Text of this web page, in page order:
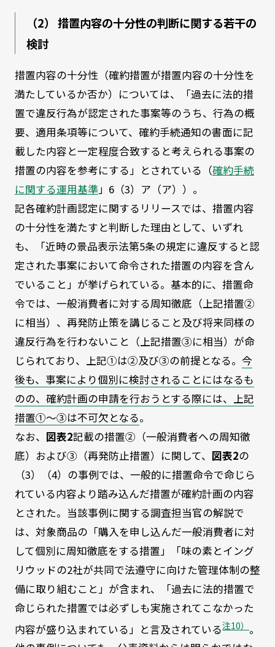
（2） 措置内容の十分性の判断に関する若干の
検討
措置内容の十分性（確約措置が措置内容の十分性を
満たしているか否か）については、「過去に法的措
置で違反行為が認定された事案等のうち、行為の概
要、適用条項等について、確約手続通知の書面に記
載した内容と一定程度合致すると考えられる事案の
措置の内容を参考にする」とされている（確約手続
に関する運用基準」6（3）ア（ア））。
記各確約計画認定に関するリリースでは、措置内容
の十分性を満たすと判断した理由として、いずれ
も、「近時の景品表示法第5条の規定に違反すると認
定された事案において命令された措置の内容を含ん
でいること」が挙げられている。基本的に、措置命
令では、一般消費者に対する周知徹底（上記措置②
に相当）、再発防止策を講じること及び将来同様の
違反行為を行わないこと（上記措置③に相当）が命
じられており、上記①は②及び③の前提となる。 今
後も、事案により個別に検討されることにはなるも
のの、確約計画の申請を行おうとする際には、上記
措置①～③は不可欠となる。
なお、 図表2記載の措置②（一般消費者への周知徹
底）および③（再発防止措置）に関して、 図表2の
（3）（4）の事例では、一般的に措置命令で命じら
れている内容より踏み込んだ措置が確約計画の内容
とされた。当該事例に関する調査担当官の解説で
は、対象商品の「購入を申し込んだ一般消費者に対
して個別に周知徹底をする措置」「味の素とイング
リウッドの2社が共同で法遵守に向けた管理体制の整
備に取り組むこと」が含まれ、「過去に法的措置で
命じられた措置では必ずしも実施されてこなかった
内容が盛り込まれている」と言及されている注10） 。